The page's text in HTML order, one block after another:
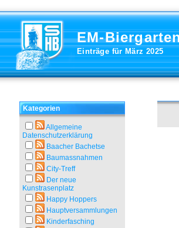
EM-
Einträge für März 2025
Kategorien
Allgemeine
Datenschutzerklärung
Baacher Bachetse
Baumassnahmen
City-Treff
Der neue
Kunstrasenplatz
Happy Hoppers
Hauptversammlungen
Kinderfasching